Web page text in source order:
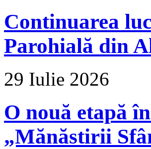
Continuarea
Parohială din
29 Iulie 2026
O nouă etapă
„Mănăstirii